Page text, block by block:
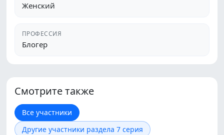
Женский
ПРОФЕССИЯ
Блогер
Смотрите также
Все участники
Другие участники раздела 7 серия